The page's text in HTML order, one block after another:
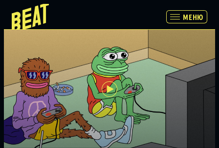
МЕНЮ
МЕНЮ
РАСПИСАНИЕ И БИЛЕТЫ
ПАРТНЕРАМ
О НАС